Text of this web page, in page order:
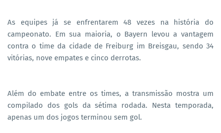
As equipes já se enfrentarem 48 vezes na história do
campeonato. Em sua maioria, o Bayern levou a vantagem
contra o time da cidade de Freiburg im Breisgau, sendo 34
vitórias, nove empates e cinco derrotas.
Além do embate entre os times, a transmissão mostra um
compilado dos gols da sétima rodada. Nesta temporada,
apenas um dos jogos terminou sem gol.